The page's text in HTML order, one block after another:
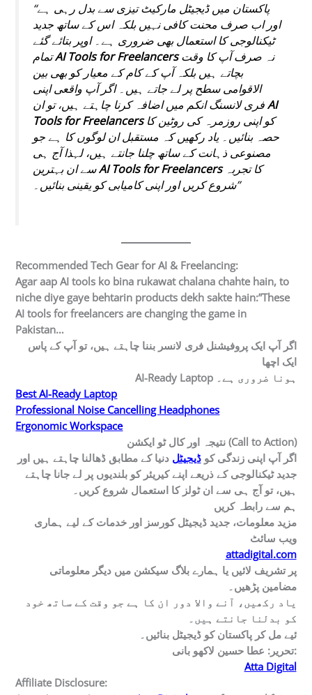
“پاکستان میں ڈیجیٹل مارکیٹ تیزی سے بدل رہی ہے
اور اب صرف محنت کافی نہیں بلکہ اس کے ساتھ جدید
ٹیکنالوجی کا استعمال بھی ضروری ہے۔ اوپر بتائے گئے
تمامAI Tools for Freelancersنہ صرف آپ کا وقت
بچاتے ہیں بلکہ آپ کے کام کے معیار کو بھی بین
الاقوامی سطح پر لے جاتے ہیں۔ اگر آپ واقعی اپنی
فری لانسنگ انکم میں اضافہ کرنا چاہتے ہیں، تو انAI
Tools for Freelancersکو اپنی روزمرہ کی روٹین کا
حصہ بنائیں۔ یاد رکھیں کہ مستقبل ان لوگوں کا ہے جو
مصنوعی ذہانت کے ساتھ چلنا جانتے ہیں، لہذا آج ہی
سے ان بہترینAI Tools for Freelancersکا تجربہ
شروع کریں اور اپنی کامیابی کو یقینی بنائیں۔”
Recommended Tech Gear for AI & Freelancing:
Agar aap AI tools ko bina rukawat chalana chahte hain, to
niche diye gaye behtarin products dekh sakte hain:”These
AI tools for freelancers are changing the game in
Pakistan…
اگر آپ ایک پروفیشنل فری لانسر بننا چاہتے ہیں، تو آپ کے پاس
ایک اچھا
AI-Ready Laptop ہونا ضروری ہے۔
Best AI-Ready Laptop
Professional Noise Cancelling Headphones
Ergonomic Workspace
نتیجہ اور کال ٹو ایکشن (Call to Action)
اگر آپ اپنی زندگی کوڈیجیٹل دنیا کے مطابق ڈھالنا چاہتے ہیں اور
جدید ٹیکنالوجی کے ذریعے اپنے کیریئر کو بلندیوں پر لے جانا چاہتے
ہیں، تو آج ہی سے ان ٹولز کا استعمال شروع کریں۔
ہم سے رابطہ کریں
مزید معلومات، جدید ڈیجیٹل کورسز اور خدمات کے لیے ہماری
ویب سائٹ
attadigital.com
پر تشریف لائیں یا ہمارے بلاگ سیکشن میں دیگر معلوماتی
مضامین پڑھیں۔
یاد رکھیں، آنے والا دور ان کا ہے جو وقت کے ساتھ خود
کو بدلنا جانتے ہیں۔
ئیے مل کر پاکستان کو ڈیجیٹل بنائیں۔
تحریر: عطا حسین لاکھوبانی:
Atta Digital
Affiliate Disclosure: